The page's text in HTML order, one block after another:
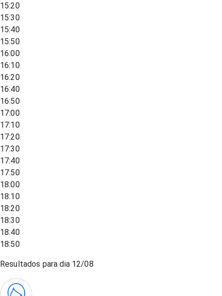
15:20
15:30
15:40
15:50
16:00
16:10
16:20
16:40
16:50
17:00
17:10
17:20
17:30
17:40
17:50
18:00
18:10
18:20
18:30
18:40
18:50
Resultados para dia 12/08